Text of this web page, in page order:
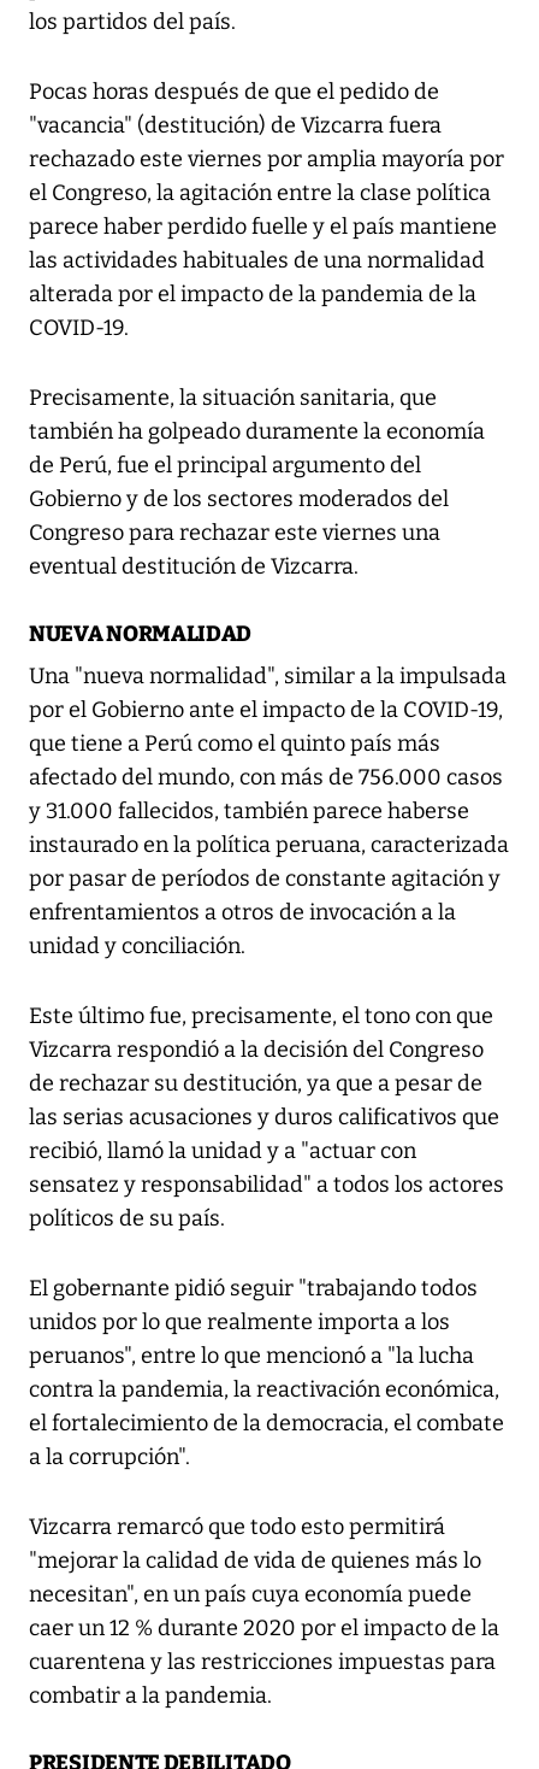
los partidos del país.
Pocas horas después de que el pedido de
"vacancia" (destitución) de Vizcarra fuera
rechazado este viernes por amplia mayoría por
el Congreso, la agitación entre la clase política
parece haber perdido fuelle y el país mantiene
las actividades habituales de una normalidad
alterada por el impacto de la pandemia de la
COVID-19.
Precisamente, la situación sanitaria, que
también ha golpeado duramente la economía
de Perú, fue el principal argumento del
Gobierno y de los sectores moderados del
Congreso para rechazar este viernes una
eventual destitución de Vizcarra.
NUEVA NORMALIDAD
Una "nueva normalidad", similar a la impulsada
por el Gobierno ante el impacto de la COVID-19,
que tiene a Perú como el quinto país más
afectado del mundo, con más de 756.000 casos
y 31.000 fallecidos, también parece haberse
instaurado en la política peruana, caracterizada
por pasar de períodos de constante agitación y
enfrentamientos a otros de invocación a la
unidad y conciliación.
Este último fue, precisamente, el tono con que
Vizcarra respondió a la decisión del Congreso
de rechazar su destitución, ya que a pesar de
las serias acusaciones y duros calificativos que
recibió, llamó la unidad y a "actuar con
sensatez y responsabilidad" a todos los actores
políticos de su país.
El gobernante pidió seguir "trabajando todos
unidos por lo que realmente importa a los
peruanos", entre lo que mencionó a "la lucha
contra la pandemia, la reactivación económica,
el fortalecimiento de la democracia, el combate
a la corrupción".
Vizcarra remarcó que todo esto permitirá
"mejorar la calidad de vida de quienes más lo
necesitan", en un país cuya economía puede
caer un 12 % durante 2020 por el impacto de la
cuarentena y las restricciones impuestas para
combatir a la pandemia.
PRESIDENTE DEBILITADO